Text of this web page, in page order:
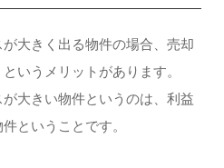
大きく出る物件の場合、売却
いうメリットがあります。
大きい物件というのは、利益
ということです。